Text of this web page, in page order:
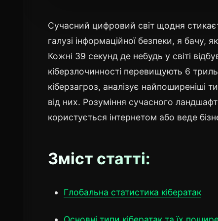
Сучасний цифровий світ щодня
галузі інформаційної безпеки, я бачу,
Кожні 39 секунд де небудь у світі
кіберзлочинності перевищують 6
кіберзагроз, аналізує найпоширеніші
від них. Розуміння сучасного
користується інтернетом або веде
Зміст статті:
Глобальна статистика кібератак